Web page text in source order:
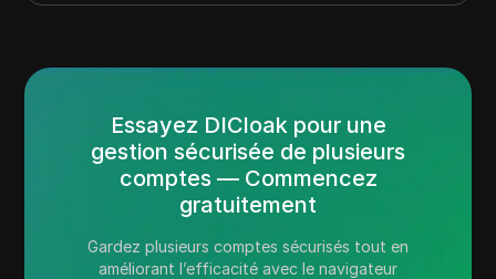
Essayez DICloak pour une
gestion sécurisée de plusieurs
comptes — Commencez
gratuitement
Gardez plusieurs comptes sécurisés tout en
améliorant l’efficacité avec le navigateur